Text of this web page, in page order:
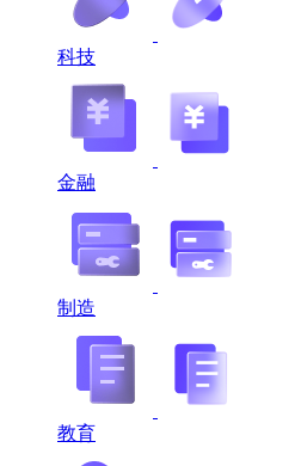
科技
金融
制造
教育